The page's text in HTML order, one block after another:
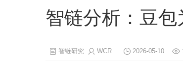
智链分析：豆包
智链研究 WCR 2026-05-10